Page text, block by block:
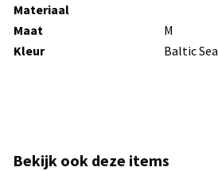
Materiaal
Maat
M
Kleur
Baltic Sea
Bekijk ook deze items